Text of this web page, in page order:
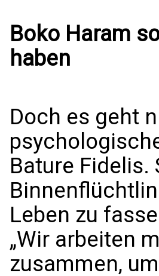
Boko Haram
haben
Doch es geht
Bature
Leben zu
„Wir arbeiten
zusammen,